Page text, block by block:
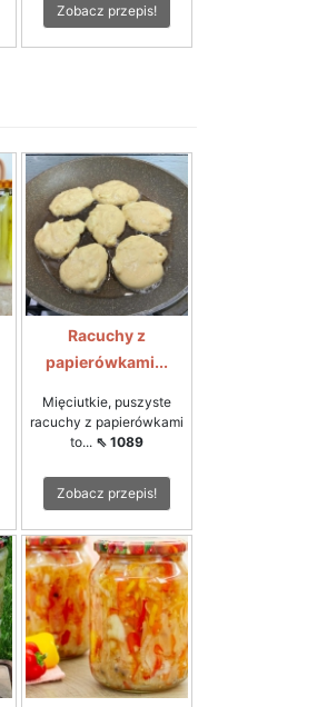
Zobacz przepis!
Racuchy z
papierówkami...
Mięciutkie, puszyste
racuchy z papierówkami
to... ⇖ 1089
Zobacz przepis!